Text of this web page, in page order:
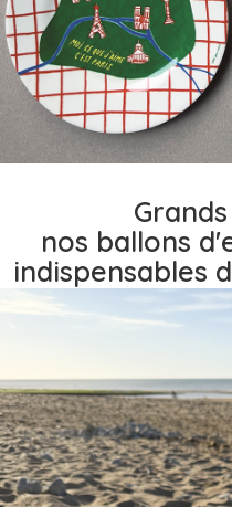
nos ballons
indispensables